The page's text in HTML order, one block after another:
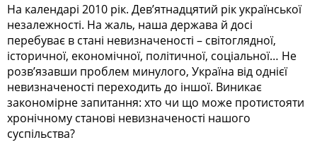
На календарі 2010 рік. Дев’ятнадцятий рік української
незалежності. На жаль, наша держава й досі
перебуває в стані невизначеності – світоглядної,
історичної, економічної, політичної, соціальної… Не
розв’язавши проблем минулого, Україна від однієї
невизначеності переходить до іншої. Виникає
закономірне запитання: хто чи що може протистояти
хронічному станові невизначеності нашого
суспільства?